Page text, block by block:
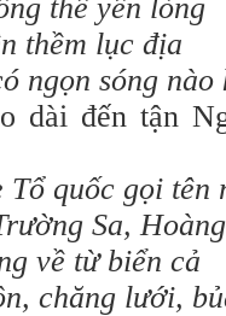
thể yên lòng
thềm lục địa
ngọn sóng nào
dài đến tận
quốc gọi tên
Sa,
về từ biển cả
chăng lưới,